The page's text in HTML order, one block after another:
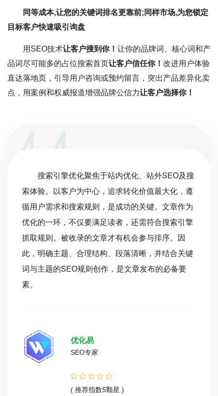
同等成本,让您的关键词排名更靠前;同样市场,为您锁定
目标客户快速吸引询盘
用SEO技术让客户搜到你！ 让你的品牌词、核心词和产
品词尽可能多的占位搜索首页让客户信任你！ 改进用户体验
直达落地页，引导用户咨询或预约留言，突出产品差异化卖
点，用案例和权威报道增强品牌公信力让客户选择你！
搜索引擎优化聚焦于站内优化、站外SEO及搜
索体验。以客户为中心，追求转化价值最大化，遵
循用户需求和搜索规则，是成功的关键。文章作为
优化的一环，不仅要满足读者，还需符合搜索引擎
抓取规则。被收录的文章才有机会参与排序。因
此，明确主题、合理结构、段落清晰，并结合关键
词与主题的SEO规则创作，是文章发布的必备要
素。
优化易
SEO专家
( 推荐指数5颗星 )